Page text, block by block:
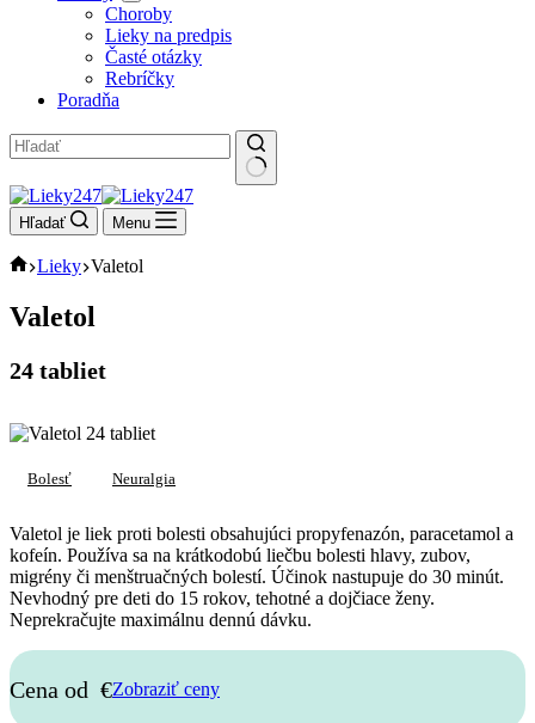
Choroby
Lieky na predpis
Časté otázky
Rebríčky
Poradňa
No
results
Hľadať Menu
Domov
Lieky Valetol
Valetol
24 tabliet
Bolesť Neuralgia
Valetol je liek proti bolesti obsahujúci propyfenazón, paracetamol a
kofeín. Používa sa na krátkodobú liečbu bolesti hlavy, zubov,
migrény či menštruačných bolestí. Účinok nastupuje do 30 minút.
Nevhodný pre deti do 15 rokov, tehotné a dojčiace ženy.
Neprekračujte maximálnu dennú dávku.
Cena od €Zobraziť ceny